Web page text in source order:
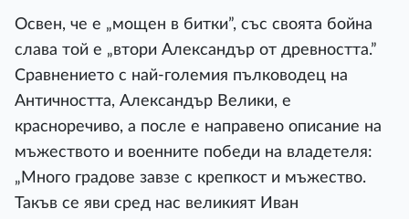
Освен, че е „мощен в битки”, със своята бойна
слава той е „втори Александър от древността.”
Сравнението с най-големия пълководец на
Античността, Александър Велики, е
красноречиво, а после е направено описание на
мъжеството и военните победи на владетеля:
„Много градове завзе с крепкост и мъжество.
Такъв се яви сред нас великият Иван